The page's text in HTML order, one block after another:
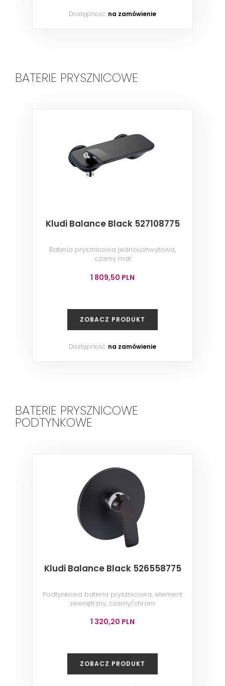
Dostępność: na zamówienie
BATERIE PRYSZNICOWE
Kludi Balance Black 527108775
Bateria prysznicowa jednouchwytowa,
czarny mat
1 809,50 PLN
ZOBACZ PRODUKT
Dostępność: na zamówienie
BATERIE PRYSZNICOWE
PODTYNKOWE
Kludi Balance Black 526558775
Podtynkowa bateria prysznicowa, element
zewnętrzny, czarny/chrom
1 320,20 PLN
ZOBACZ PRODUKT